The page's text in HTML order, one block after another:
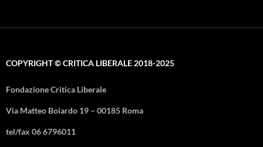
COPYRIGHT © CRITICA LIBERALE 2018-2025
Fondazione Critica Liberale
Via Matteo Boiardo 19 – 00185 Roma
tel/fax 06 6796011